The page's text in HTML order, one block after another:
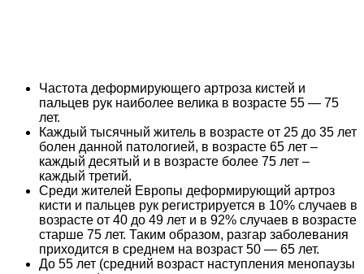
Частота деформирующего артроза кистей и
пальцев рук наиболее велика в возрасте 55 — 75
лет.
Каждый тысячный житель в возрасте от 25 до 35 лет
болен данной патологией, в возрасте 65 лет –
каждый десятый и в возрасте более 75 лет –
каждый третий.
Среди жителей Европы деформирующий артроз
кисти и пальцев рук регистрируется в 10% случаев в
возрасте от 40 до 49 лет и в 92% случаев в возрасте
старше 75 лет. Таким образом, разгар заболевания
приходится в среднем на возраст 50 — 65 лет.
До 55 лет (средний возраст наступления менопаузы